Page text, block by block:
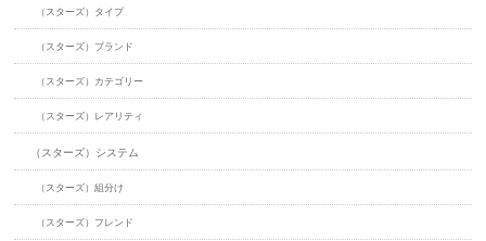
（スターズ）タイプ
（スターズ）ブランド
（スターズ）カテゴリー
（スターズ）レアリティ
（スターズ）システム
（スターズ）組分け
（スターズ）フレンド